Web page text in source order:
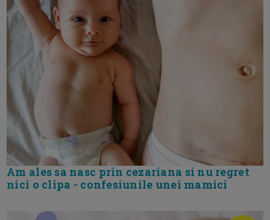
Am ales sa nasc prin cezariana si nu regret
nici o clipa - confesiunile unei mamici